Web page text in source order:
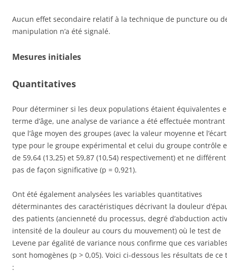
Aucun effet secondaire relatif à la technique de puncture ou
manipulation n’a été signalé.
Mesures initiales
Quantitatives
Pour déterminer si les deux populations étaient équivalentes
terme d’âge, une analyse de variance a été effectuée montrant
que l’âge moyen des groupes (avec la valeur moyenne et l’écart
type pour le groupe expérimental et celui du groupe contrôle
de 59,64 (13,25) et 59,87 (10,54) respectivement) et ne différent
pas de façon significative (p = 0,921).
Ont été également analysées les variables quantitatives
déterminantes des caractéristiques décrivant la douleur
des patients (ancienneté du processus, degré d’abduction
intensité de la douleur au cours du mouvement) où le test de
Levene par égalité de variance nous confirme que ces
sont homogènes (p > 0,05). Voici ci-dessous les résultats de ce
: